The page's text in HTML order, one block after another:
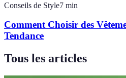
Conseils de Style7 min
Comment Choisir des
Tendance
Tous les articles